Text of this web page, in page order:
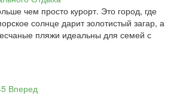
чем просто курорт. Это город, где
солнце дарит золотистый загар, а
пляжи идеальны для семей с
Вперед